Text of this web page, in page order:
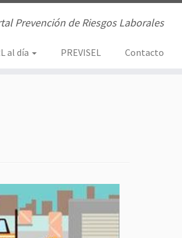
Prevención de Riesgos Laborales
al día PREVISEL Contacto